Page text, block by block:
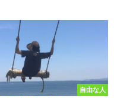
自由な人